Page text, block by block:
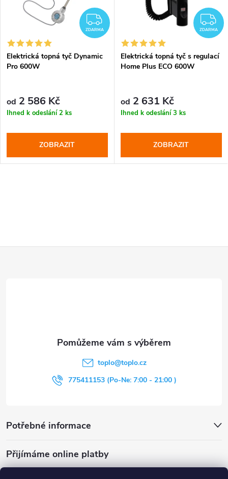
ZDARMA
ZDARMA
Elektrická topná tyč Dynamic
Pro 600W
od 2 586 Kč
Ihned k odeslání2 ks
ZOBRAZIT
ZDARMA
Elektrická topná tyč s regulací
Home Plus ECO 600W
od 2 631 Kč
Ihned k odeslání3 ks
ZOBRAZIT
Potřebné informace
Přijímáme online platby
toplo@toplo.cz
775411153 (Po-Ne: 7:00 - 21:00 )